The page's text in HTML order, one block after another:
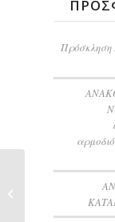
ΠΡΟΣΚΛΗΣΗ Δ.Σ.
ΤΕΤΑΡΤΗ 22-02-